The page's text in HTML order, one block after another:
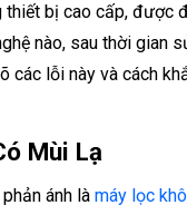
thiết bị cao cấp, được
nào, sau thời gian
lỗi này và cách
Mùi Lạ
ánh là máy lọc